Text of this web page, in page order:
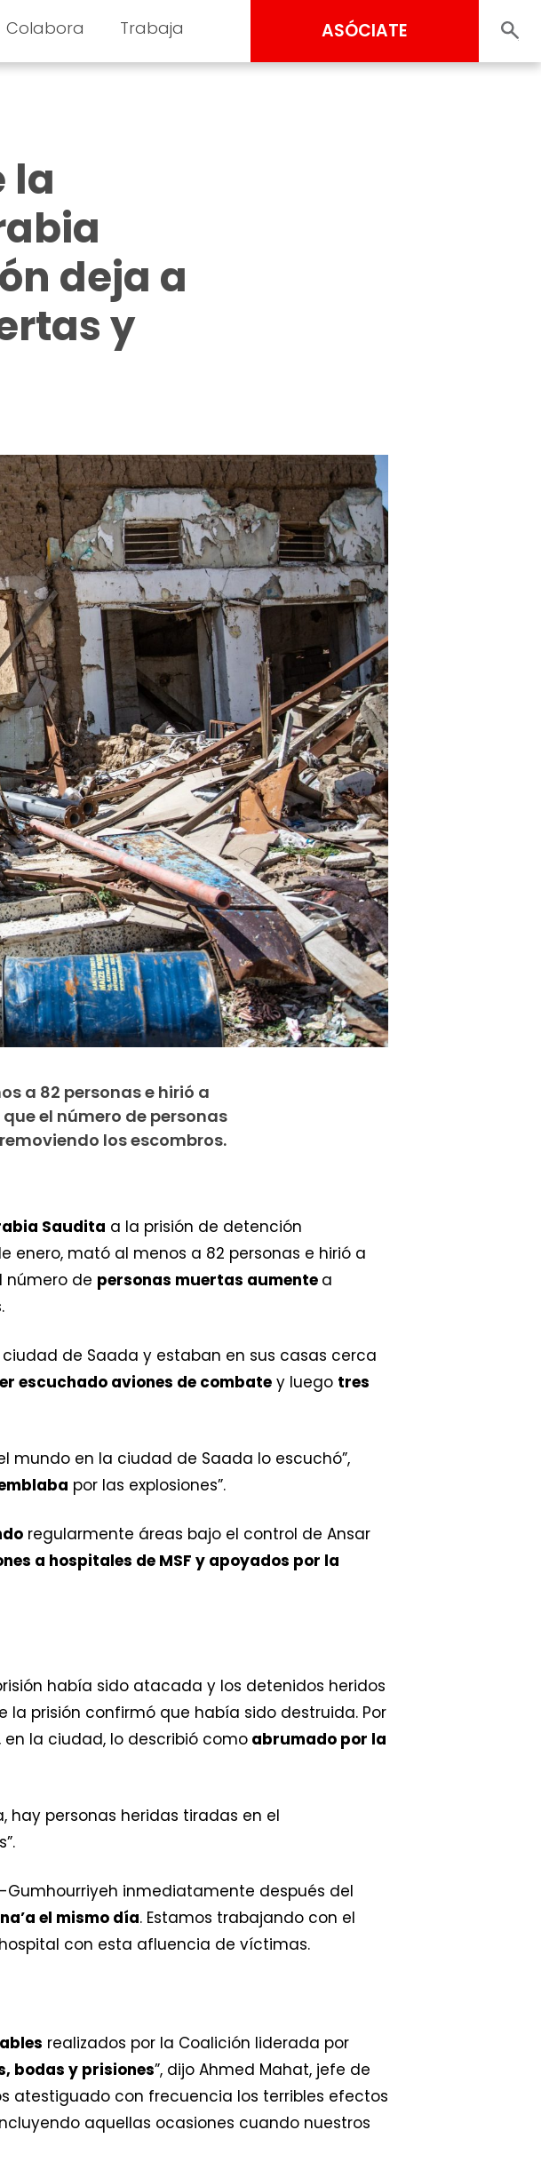
Colabora Trabaja ASÓCIATE
la
deja a
y
a 82 personas e hirió a
el número de personas
los escombros.
Saudita a la prisión de detención
enero, mató al menos a 82 personas e hirió a
número de personas muertas aumente a
ciudad de Saada y estaban en sus casas cerca
escuchado aviones de combate y luego tres
mundo en la ciudad de Saada lo escuchó”,
por las explosiones”.
regularmente áreas bajo el control de Ansar
a hospitales de MSF y apoyados por la
había sido atacada y los detenidos heridos
la prisión confirmó que había sido destruida. Por
la ciudad, lo describió como abrumado por la
hay personas heridas tiradas en el
Gumhourriyeh inmediatamente después del
el mismo día. Estamos trabajando con el
con esta afluencia de víctimas.
realizados por la Coalición liderada por
bodas y prisiones”, dijo Ahmed Mahat, jefe de
atestiguado con frecuencia los terribles efectos
aquellas ocasiones cuando nuestros